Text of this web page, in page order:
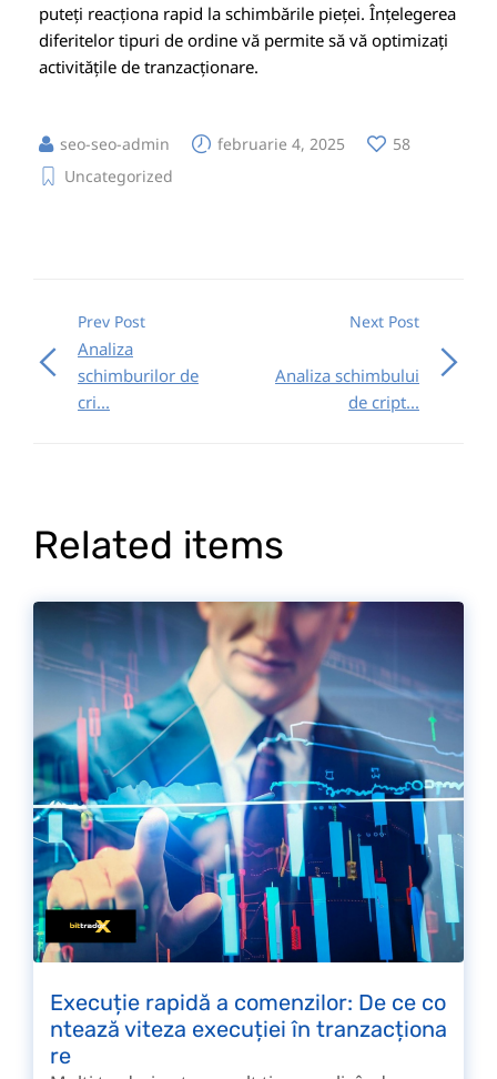
puteți reacționa rapid la schimbările pieței. Înțelegerea
diferitelor tipuri de ordine vă permite să vă optimizați
activitățile de tranzacționare.
seo-seo-admin februarie 4, 2025
58
Uncategorized
Prev Post
Analiza
schimburilor de
cri...
Next Post
Analiza schimbului
de cript...
Related items
Execuție rapidă a comenzilor: De ce co
ntează viteza execuției în tranzacționa
re